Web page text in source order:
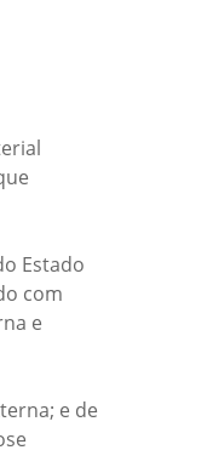
Estado
com
e
e de